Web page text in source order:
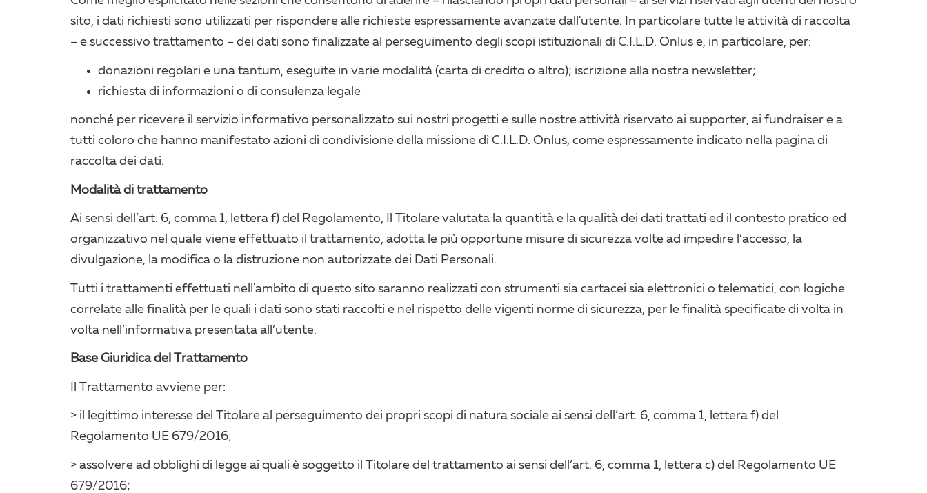
sito, i dati richiesti sono utilizzati per rispondere alle richieste espressamente avanzate dall'utente. In particolare tutte le attività di raccolta
– e successivo trattamento – dei dati sono finalizzate al perseguimento degli scopi istituzionali di C.I.L.D. Onlus e, in particolare, per:
donazioni regolari e una tantum, eseguite in varie modalità (carta di credito o altro); iscrizione alla nostra newsletter;
richiesta di informazioni o di consulenza legale
nonché per ricevere il servizio informativo personalizzato sui nostri progetti e sulle nostre attività riservato ai supporter, ai fundraiser e a
tutti coloro che hanno manifestato azioni di condivisione della missione di C.I.L.D. Onlus, come espressamente indicato nella pagina di
raccolta dei dati.
Modalità di trattamento
Ai sensi dell’art. 6, comma 1, lettera f) del Regolamento, Il Titolare valutata la quantità e la qualità dei dati trattati ed il contesto pratico ed
organizzativo nel quale viene effettuato il trattamento, adotta le più opportune misure di sicurezza volte ad impedire l’accesso, la
divulgazione, la modifica o la distruzione non autorizzate dei Dati Personali.
Tutti i trattamenti effettuati nell'ambito di questo sito saranno realizzati con strumenti sia cartacei sia elettronici o telematici, con logiche
correlate alle finalità per le quali i dati sono stati raccolti e nel rispetto delle vigenti norme di sicurezza, per le finalità specificate di volta in
volta nell’informativa presentata all’utente.
Base Giuridica del Trattamento
Il Trattamento avviene per:
> il legittimo interesse del Titolare al perseguimento dei propri scopi di natura sociale ai sensi dell’art. 6, comma 1, lettera f) del
Regolamento UE 679/2016;
> assolvere ad obblighi di legge ai quali è soggetto il Titolare del trattamento ai sensi dell’art. 6, comma 1, lettera c) del Regolamento UE
679/2016;